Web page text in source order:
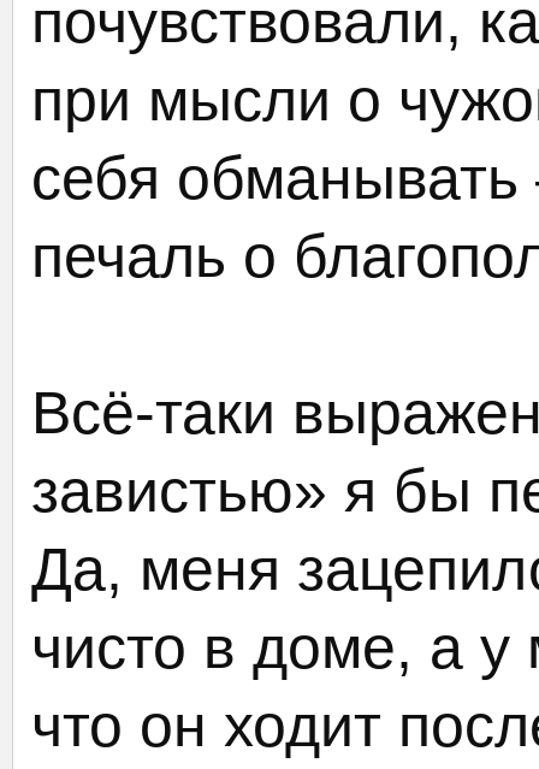
почувствовали,
при мысли о
себя
печаль о
Всё-таки
завистью» я бы
Да, меня
чисто в доме, а
что он ходит